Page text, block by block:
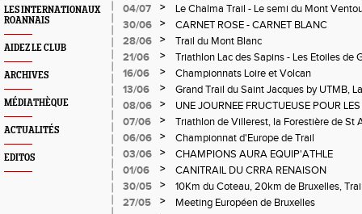
LES INTERNATIONAUX
ROANNAIS
AIDEZ LE CLUB
ARCHIVES
MÉDIATHÈQUE
ACTUALITÉS
EDITOS
04/07
>
Le Chalma Trail - Le semi du Mont
Cublize - Les Passerelles de Monteynard
Pralognon La Vanoise
30/06 >
CARNET ROSE - CARNET BLANC
28/06
>
Trail du Mont Blanc
21/06
>
Triathlon Lac des Sapins - Les Etoiles de
16/06
>
Championnats Loire et Volcan
13/06
>
Grand Trail du Saint Jacques by UTMB,
d'Andrézieux-Bouthéon
08/06 >
UNE JOURNEE FRUCTUEUSE POUR
CHAMPIONNATS DE LA LOIRE A
07/06 >
Triathlon de Villerest, la Forestière de St
Circuit de la Sure, Tour du Pays Roannais
06/06 >
Championnat d'Europe de Trail
03/06
>
CHAMPIONS AURA EQUIP'ATHLE
01/06
>
CANITRAIL DU CRRA RENAISON
30/05
>
10Km du Coteau, 20km de Bruxelles,
Pilatrail
27/05 >
Meeting Européen de Bruxelles